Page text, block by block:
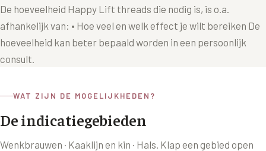
Kaalheid en haarverlies
Bekijk alle zones →
RRS HA Eyes
Tretinoïne (vitamine A zuur) crème
Alle behandelingen →
De hoeveelheid Happy Lift threads die nodig is, is o.a.
afhankelijk van: • Hoe veel en welk effect je wilt bereiken De
hoeveelheid kan beter bepaald worden in een persoonlijk
consult.
WAT ZIJN DE MOGELIJKHEDEN?
De indicatiegebieden
Wenkbrauwen · Kaaklijn en kin · Hals. Klap een gebied open